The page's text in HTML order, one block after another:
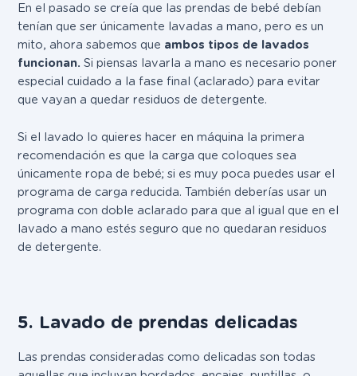
En el pasado se creía que las prendas de bebé debían
tenían que ser únicamente lavadas a mano, pero es un
mito, ahora sabemos que ambos tipos de lavados
funcionan. Si piensas lavarla a mano es necesario poner
especial cuidado a la fase final (aclarado) para evitar
que vayan a quedar residuos de detergente.
Si el lavado lo quieres hacer en máquina la primera
recomendación es que la carga que coloques sea
únicamente ropa de bebé; si es muy poca puedes usar el
programa de carga reducida. También deberías usar un
programa con doble aclarado para que al igual que en el
lavado a mano estés seguro que no quedaran residuos
de detergente.
5. Lavado de prendas delicadas
Las prendas consideradas como delicadas son todas